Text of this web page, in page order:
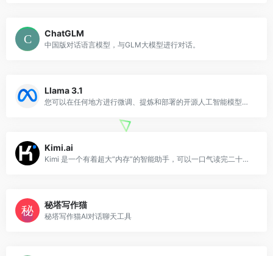
ChatGLM
中国版对话语言模型，与GLM大模型进行对话。
Llama 3.1
您可以在任何地方进行微调、提炼和部署的开源人工智能模型。我们最新的指令调整模型有 80 亿、700 亿和 4050 亿版本可用。
Kimi.ai
Kimi 是一个有着超大“内存”的智能助手，可以一口气读完二十万字的小说，还会上网冲浪，快来跟他聊聊吧
秘塔写作猫
秘塔写作猫AI对话聊天工具